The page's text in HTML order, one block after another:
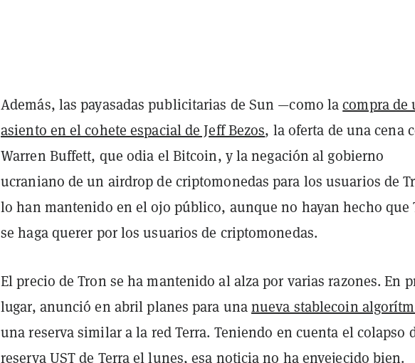
Además, las payasadas publicitarias de Sun —como lacompra de
asiento en el cohete espacial de Jeff Bezos, la oferta de una cena
Warren Buffett, que odia el Bitcoin, y la negación al gobierno
ucraniano de un airdrop de criptomonedas para los usuarios de
lo han mantenido en el ojo público, aunque no hayan hecho que
se haga querer por los usuarios de criptomonedas.
El precio de Tron se ha mantenido al alza por varias razones. En
lugar, anunció en abril planes para unanueva stablecoin
una reserva similar a la red Terra. Teniendo en cuenta el colapso
reserva UST de Terra el lunes, esa noticia no ha envejecido bien.